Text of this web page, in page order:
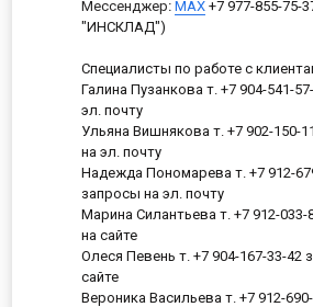
Мессенджер: MAX +7 977-855-75-
"ИНСКЛАД")
Специалисты по работе с
Галина Пузанкова т. +7 904-541-
эл. почту
Ульяна Вишнякова т. +7 902-150-
на эл. почту
Надежда Пономарева т. +7 912-
запросы на эл. почту
Марина Силантьева т. +7 912-033-
на сайте
Олеся Певень т. +7 904-167-33-42
сайте
Вероника Васильева т. +7 912-